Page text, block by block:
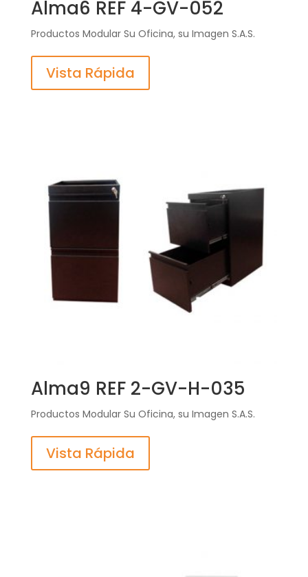
Alma6 REF 4-GV-052
Productos Modular Su Oficina, su Imagen S.A.S.
Vista Rápida
Alma9 REF 2-GV-H-035
Productos Modular Su Oficina, su Imagen S.A.S.
Vista Rápida